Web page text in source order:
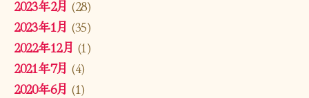
2023年2月 (28)
2023年1月 (35)
2022年12月 (1)
2021年7月 (4)
2020年6月 (1)